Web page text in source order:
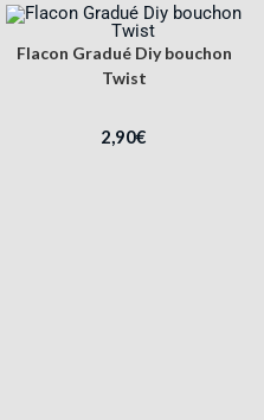
Flacon Gradué Diy bouchon
Twist
2,90€